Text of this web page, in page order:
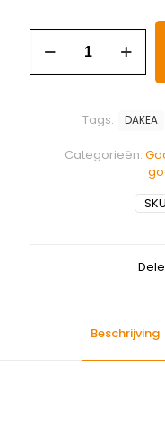
Categorieën:
Tags: DAKEA
Beschrijving